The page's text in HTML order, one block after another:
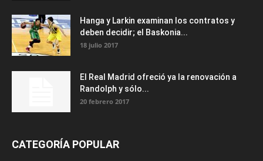
Hanga y Larkin examinan los contratos y
deben decidir; el Baskonia...
18 julio 2017
El Real Madrid ofreció ya la renovación a
Randolph y sólo...
20 febrero 2017
CATEGORÍA POPULAR